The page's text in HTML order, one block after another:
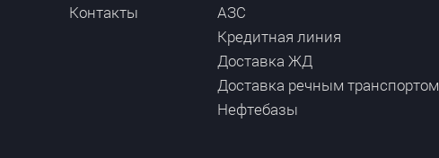
Контакты
АЗС
Кредитная линия
Доставка ЖД
Доставка речным транспортом
Нефтебазы